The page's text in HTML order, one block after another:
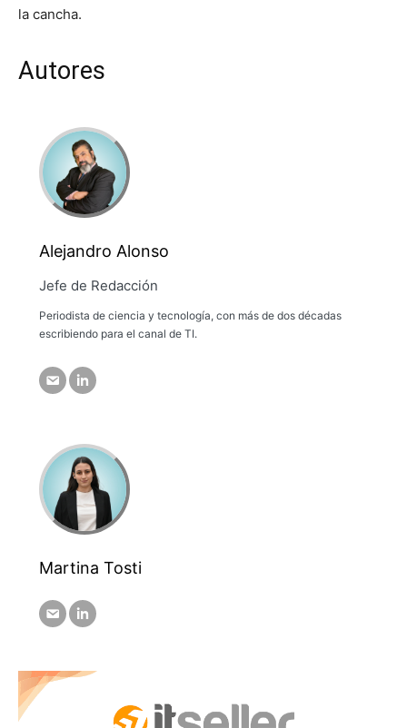
la cancha.
Autores
Alejandro Alonso
Jefe de Redacción
Periodista de ciencia y tecnología, con más de dos décadas
escribiendo para el canal de TI.
Martina Tosti